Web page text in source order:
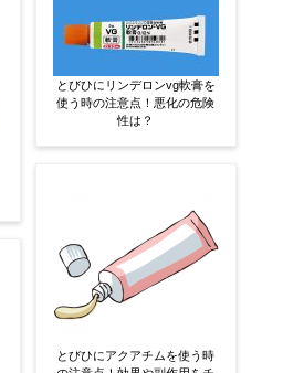
とびひにリンデロンvg軟膏を
使う時の注意点！悪化の危険
性は？
とびひにアクアチムを使う時